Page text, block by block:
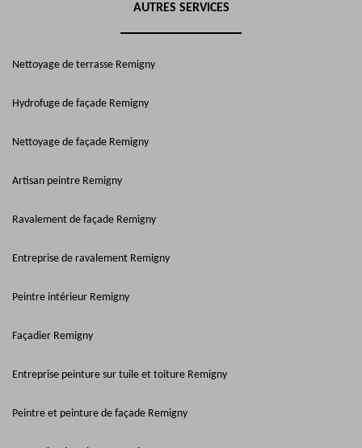
AUTRES SERVICES
Nettoyage de terrasse Remigny
Hydrofuge de façade Remigny
Nettoyage de façade Remigny
Artisan peintre Remigny
Ravalement de façade Remigny
Entreprise de ravalement Remigny
Peintre intérieur Remigny
Façadier Remigny
Entreprise peinture sur tuile et toiture Remigny
Peintre et peinture de façade Remigny